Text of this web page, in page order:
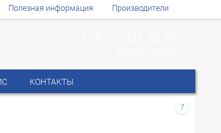
Полезная информация Производители
КОНТАКТЫ
?